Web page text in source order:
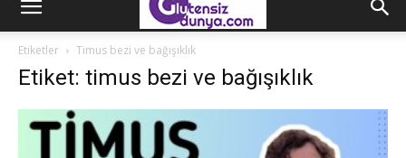
Etiketler Timus bezi ve bağışıklık
Etiket: timus bezi ve bağışıklık